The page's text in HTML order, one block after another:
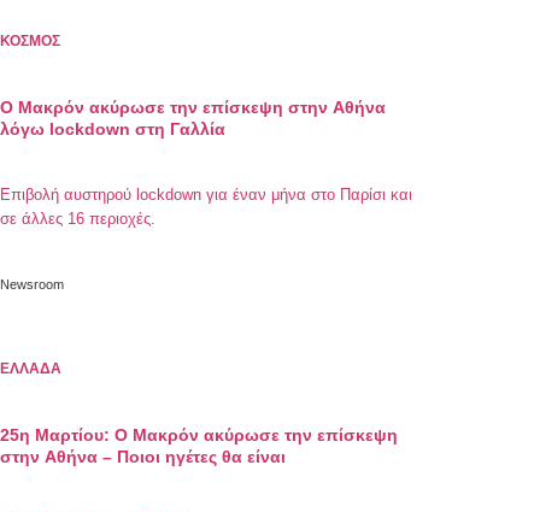
ΚΟΣΜΟΣ
Ο Μακρόν ακύρωσε την επίσκεψη στην Αθήνα
λόγω lockdown στη Γαλλία
Eπιβολή αυστηρού lockdown για έναν μήνα στο Παρίσι και
σε άλλες 16 περιοχές.
Newsroom
ΕΛΛΑΔΑ
25η Μαρτίου: Ο Μακρόν ακύρωσε την επίσκεψη
στην Αθήνα – Ποιοι ηγέτες θα είναι